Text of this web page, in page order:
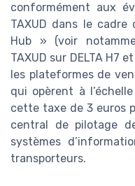
conformément aux
TAXUD dans le
Hub » (voir
TAXUD sur DELTA H7
les plateformes de
qui opèrent à
cette taxe de 3 euros
central de pilotage
systèmes
transporteurs.